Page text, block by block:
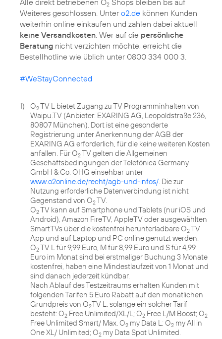
Alle direkt betriebenen O2 Shops bleiben bis auf
Weiteres geschlossen. Untero2.de können Kunden
weiterhin online einkaufen und zahlen dabei aktuell
keine Versandkosten. Wer auf die persönliche
Beratung nicht verzichten möchte, erreicht die
Bestellhotline wie üblich unter 0800 334 000 3.
#WeStayConnected
1) O2TV L bietet Zugang zu TV Programminhalten von
Waipu.TV (Anbieter: EXARING AG, Leopoldstraße 236,
80807 München). Dort ist eine gesonderte
Registrierung unter Anerkennung der AGB der
EXARING AG erforderlich, für die keine weiteren Kosten
anfallen. Für O2TV gelten die Allgemeinen
Geschäftsbedingungen der Telefónica Germany
GmbH & Co. OHG einsehbar unter
www.o2online.de/recht/agb-und-infos/. Die zur
Nutzung erforderliche Datenverbindung ist nicht
Gegenstand von O2TV.
O2TV kann auf Smartphone und Tablets (nur iOS und
Android), Amazon FireTV, AppleTV oder ausgewählten
SmartTVs über die kostenfrei herunterladbare O2TV
App und auf Laptop und PC online genutzt werden.
O2TV L für 9,99 Euro, M für 8,99 Euro und S für 4,99
Euro im Monat sind bei erstmaliger Buchung 3 Monate
kostenfrei, haben eine Mindestlaufzeit von 1 Monat und
sind danach jederzeit kündbar.
Nach Ablauf des Testzeitraums erhalten Kunden mit
folgenden Tarifen 5 Euro Rabatt auf den monatlichen
Grundpreis von O2TV L, solange ein solcher Tarif
besteht: O2 Free Unlimited/XL/L; O2 Free L/M Boost; O2
Free Unlimited Smart/ Max, O2 my Data L; O2 my All in
One XL/ Unlimited; O2